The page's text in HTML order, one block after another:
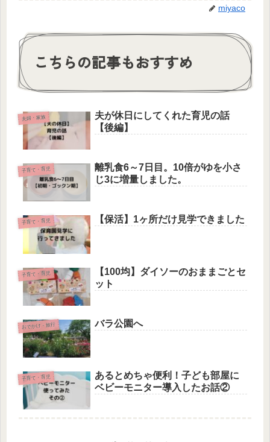
miyaco
こちらの記事もおすすめ
夫婦・家族
夫が休日にしてくれた育児の話
【後編】
子育て・育児
離乳食6～7日目。10倍がゆを小さ
じ3に増量しました。
子育て・育児 【保活】1ヶ所だけ見学できました
子育て・育児
【100均】ダイソーのおままごとセ
ット
おでかけ・旅行 バラ公園へ
子育て・育児
あるとめちゃ便利！子ども部屋に
ベビーモニター導入したお話②